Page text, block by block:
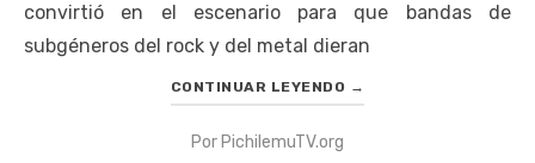
convirtió en el escenario para que bandas de
subgéneros del rock y del metal dieran
CONTINUAR LEYENDO →
Por PichilemuTV.org